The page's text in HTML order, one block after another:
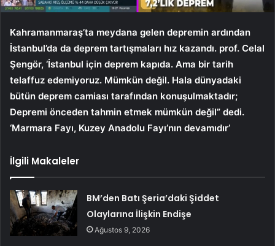
Kahramanmaraş’ta meydana gelen depremin ardından
İstanbul’da da deprem tartışmaları hız kazandı. prof. Celal
Şengör, ‘İstanbul için deprem kapıda. Ama bir tarih
telaffuz edemiyoruz. Mümkün değil. Hala dünyadaki
bütün deprem camiası tarafından konuşulmaktadır;
Depremi önceden tahmin etmek mümkün değil” dedi.
‘Marmara Fayı, Kuzey Anadolu Fayı’nın devamıdır’
İlgili Makaleler
BM’den Batı Şeria’daki Şiddet
Olaylarına İlişkin Endişe
Ağustos 9, 2026